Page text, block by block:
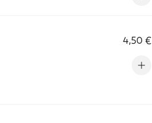
4,50 €